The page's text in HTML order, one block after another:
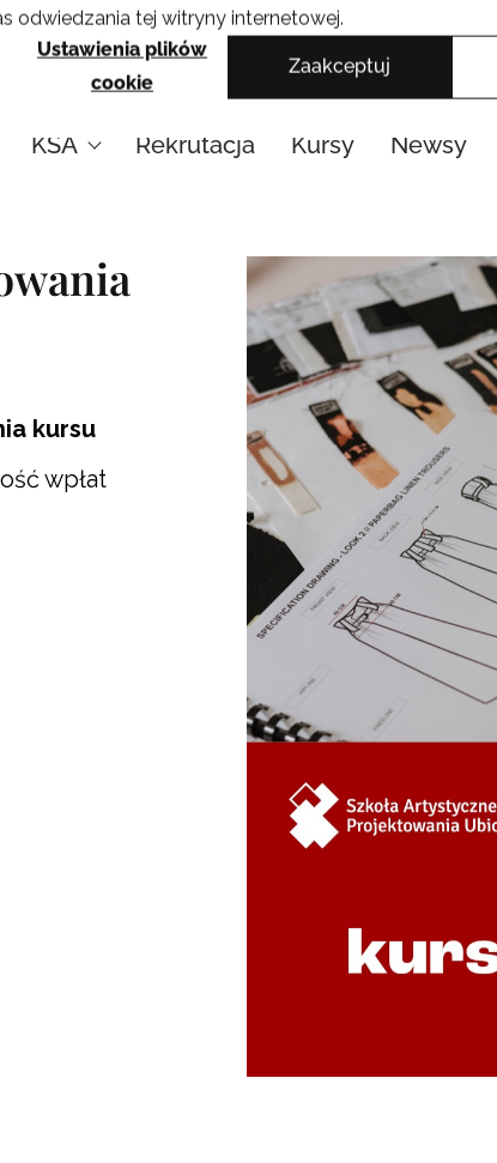
odwiedzania tej witryny internetowej.
Ustawienia plików
cookie
Zaakceptuj
Krakowskie Szkoły Artystyczne
KSA Rekrutacja Kursy Newsy
kursu
wpłat